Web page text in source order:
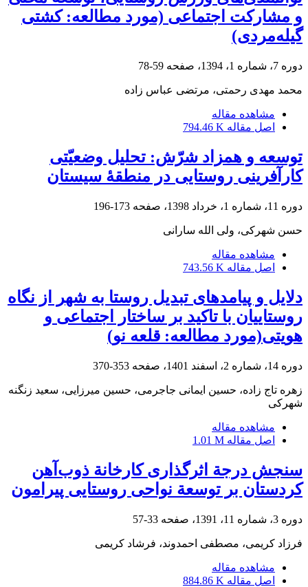
و مشارکت اجتماعی (مورد مطالعه: کشتی
گیله‌مردی)
دوره 7، شماره 1، 1394، صفحه 59-78
محمد مهدی رحمتی، مرتضی عباس زاده
مشاهده مقاله
اصل مقاله 794.46 K
توسعه و همزاد شرّش: تحلیل وضعیّتی
کارآفرینی روستایی در منطقۀ سیستان
دوره 11، شماره 1، خرداد 1398، صفحه 173-196
حسن شهرکی، ولی الله سارانی
مشاهده مقاله
اصل مقاله 743.56 K
دلایل و پیامدهای تبدیل روستا به شهر از نگاه
روستاییان با تاکید بر ساختار اجتماعی و
هویتی(مورد مطالعه: قلعه نو)
دوره 14، شماره 2، اسفند 1401، صفحه 353-370
زهره تاج زاده، حسین ایمانی جاجرمی، حسین میرزایی، سعید زنگنه
شهرکی
مشاهده مقاله
اصل مقاله 1.01 M
سنجش درجة اثرگذاری کارخانة ذوب‌آهن
کردستان بر توسعة نواحی روستایی پیرامون
دوره 3، شماره 11، 1391، صفحه 33-57
فرزاد کریمی، مصطفی احمدوند، فرشاد کریمی
مشاهده مقاله
اصل مقاله 884.86 K